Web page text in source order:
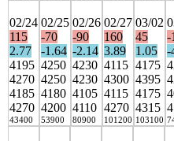
02/24
115
2.77
4195
4270
4185
4270
43400
02/25
-70
-1.64
4250
4250
4180
4200
53900
02/26
-90
-2.14
4230
4230
4105
4110
80900
02/27
160
3.89
4115
4300
4115
4270
101200
03/02
45
1.05
4175
4395
4175
4315
103100
-
-